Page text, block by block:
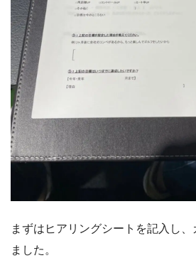
まずはヒアリングシートを記入し
ました。